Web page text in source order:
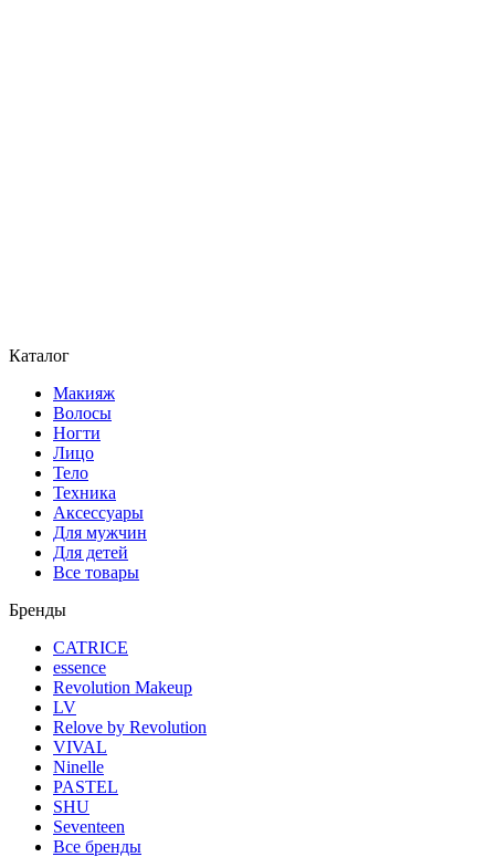
Каталог
Макияж
Волосы
Ногти
Лицо
Тело
Техника
Аксессуары
Для мужчин
Для детей
Все товары
Бренды
CATRICE
essence
Revolution Makeup
LV
Relove by Revolution
VIVAL
Ninelle
PASTEL
SHU
Seventeen
Все бренды